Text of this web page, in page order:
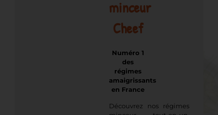
minceur
Cheef
Numéro 1
des
régimes
amaigrissants
en France
Découvrez nos régimes